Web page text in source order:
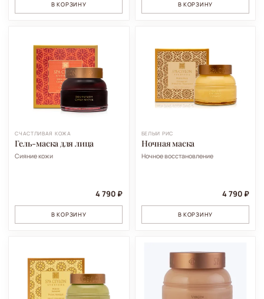
В КОРЗИНУ В КОРЗИНУ
СЧАСТЛИВАЯ КОЖА
Гель-маска для лица
Сияние кожи
4 790 ₽
В КОРЗИНУ
БЕЛЫЙ РИС
Ночная маска
Ночное восстановление
4 790 ₽
В КОРЗИНУ